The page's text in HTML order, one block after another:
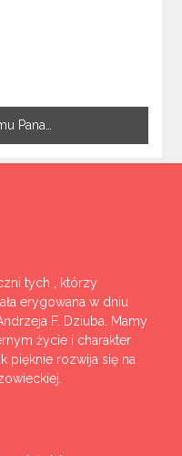
Pana…
tych , którzy
erygowana w dniu
F. Dziuba. Mamy
życie i charakter
pięknie rozwija się na